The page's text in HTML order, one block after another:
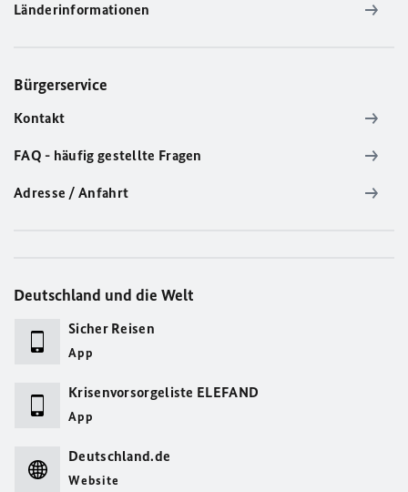
Länderinformationen
Bürgerservice
Kontakt
FAQ - häufig gestellte Fragen
Adresse / Anfahrt
Deutschland und die Welt
Sicher Reisen
App
Krisenvorsorgeliste ELEFAND
App
Deutschland.de
Website